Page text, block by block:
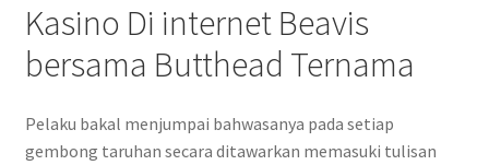
Kasino Di internet Beavis
bersama Butthead Ternama
Pelaku bakal menjumpai bahwasanya pada setiap
gembong taruhan secara ditawarkan memasuki tulisan